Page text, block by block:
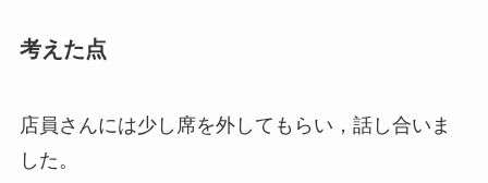
考えた点
店員さんには少し席を外してもらい，話し合いま
した。